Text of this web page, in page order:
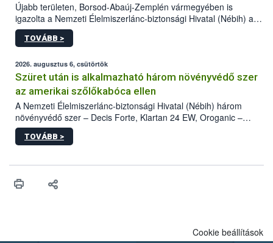
Újabb területen, Borsod-Abaúj-Zemplén vármegyében is
igazolta a Nemzeti Élelmiszerlánc-biztonsági Hivatal (Nébih) a
kőrisrontó karcsúdíszbogár (Agrilus planipennis) jelenlétét. A
kártevőt nem csak színcsapdában találták meg, de már fertőzött
az intenzív felderítést, emellett az intézkedéseket a szlovák
hatósággal is összehangolják a terjedés megállítása érdekében.
TOVÁBB >
2026. augusztus 6, csütörtök
Szüret után is alkalmazható három növényvédő szer
az amerikai szőlőkabóca ellen
A Nemzeti Élelmiszerlánc-biztonsági Hivatal (Nébih) három
növényvédő szer – Decis Forte, Klartan 24 EW, Oroganic –
engedélyokiratát módosította, így azok a szüretet követően,
egészen a vesszőérettség (BBCH 91) stádiumáig
érésű szőlőkben is legyen lehetőség a károsító elleni további
felhasználók számára is elérhető és ökológiai termesztésben is
TOVÁBB >
Cookie beállítások